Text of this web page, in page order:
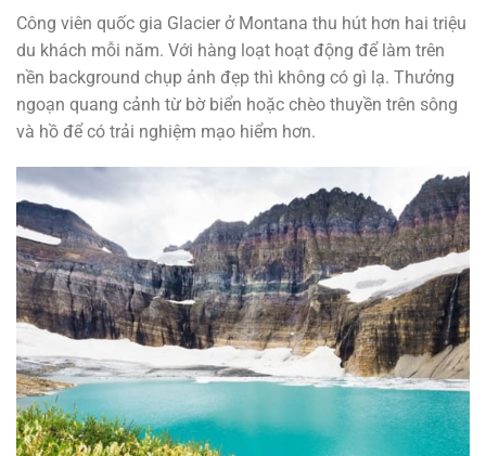
Công viên quốc gia Glacier ở Montana thu hút hơn hai triệu
du khách mỗi năm. Với hàng loạt hoạt động để làm trên
nền background chụp ảnh đẹp thì không có gì lạ. Thưởng
ngoạn quang cảnh từ bờ biển hoặc chèo thuyền trên sông
và hồ để có trải nghiệm mạo hiểm hơn.